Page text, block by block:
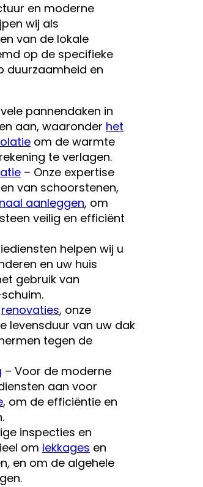
en moderne
wij als
van de lokale
op de specifieke
duurzaamheid en
pannendaken in
aan, waaronder het
om de warmte
te verlagen.
– Onze expertise
van schoorstenen,
aanleggen, om
veilig en efficiënt
helpen wij u
en uw huis
gebruik van
renovaties, onze
levensduur van uw dak
tegen de
– Voor de moderne
aan voor
, om de efficiëntie en
inspecties en
om lekkages en
en om de algehele